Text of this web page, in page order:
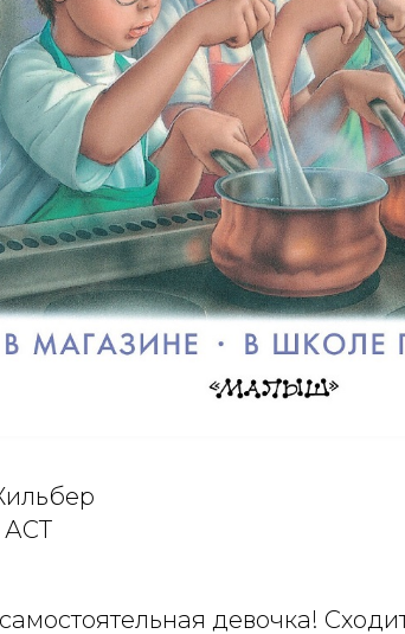
АСТ
девочка!